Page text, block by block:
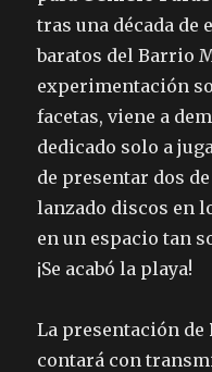
tras una década de
baratos del Barrio
experimentación
facetas, viene a
dedicado solo a
de presentar dos
lanzado discos en
en un espacio tan
¡Se acabó la playa!
La presentación de
contará con